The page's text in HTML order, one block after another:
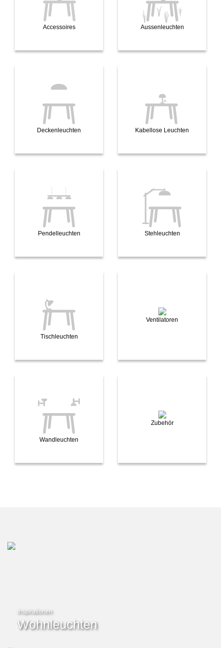
Accessoires Aussenleuchten
Deckenleuchten Kabellose Leuchten
Pendelleuchten Stehleuchten
Tischleuchten
Ventilatoren
Wandleuchten
Zubehör
Inspirationen
Wohnleuchten